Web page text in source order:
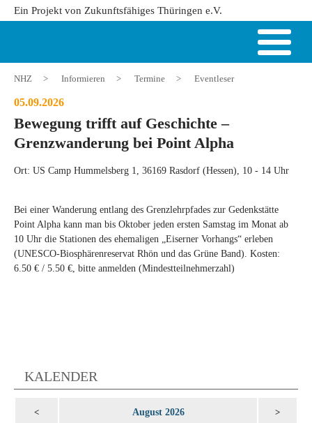
Ein Projekt von Zukunftsfähiges Thüringen e.V.
NHZ > Informieren > Termine > Eventleser
05.09.2026
Bewegung trifft auf Geschichte –
Grenzwanderung bei Point Alpha
Ort: US Camp Hummelsberg 1, 36169 Rasdorf (Hessen), 10 - 14 Uhr
Bei einer Wanderung entlang des Grenzlehrpfades zur Gedenkstätte
Point Alpha kann man bis Oktober jeden ersten Samstag im Monat ab
10 Uhr die Stationen des ehemaligen „Eiserner Vorhangs“ erleben
(UNESCO-Biosphärenreservat Rhön und das Grüne Band). Kosten:
6.50 € / 5.50 €, bitte anmelden (Mindestteilnehmerzahl)
KALENDER
< August 2026 >